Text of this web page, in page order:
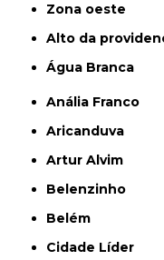
Zona oeste
alto da
Água Branca
Anália Franco
Aricanduva
Artur Alvim
Belenzinho
Belém
Cidade Líder